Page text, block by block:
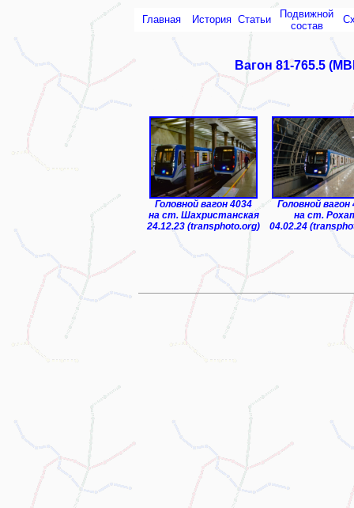
Главная История Статьи
Подвижной
состав
Вагон 81-765.5
Головной вагон 4034
на ст. Шахристанская
24.12.23 (transphoto.org)
Головной вагон
на ст.
04.02.24